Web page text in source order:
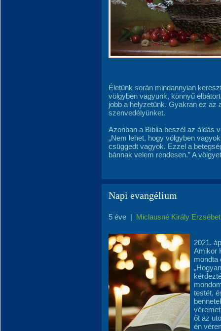
Életünk során mindannyian
völgyben vagyunk, könnyű
jobb a helyzetünk. Gyakran ez
szenvedélyünket.
Azonban a Biblia beszél az áldás
„Nem lehet, hogy völgyben
csüggedt vagyok. Ezzel a
bánnak velem rendesen.” A
Napi evangélium
5 éve | Miclausné Király Erzsébet
2021.
Amikor
mondta
testét,
őt az
én